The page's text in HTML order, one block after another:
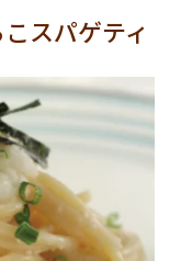
スパゲティ